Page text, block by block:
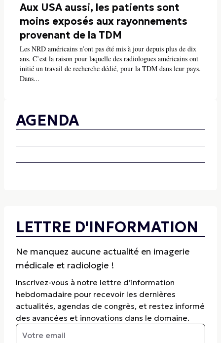
Aux USA aussi, les patients sont
moins exposés aux rayonnements
provenant de la TDM
Les NRD américains n’ont pas été mis à jour depuis plus de dix
ans. C’est la raison pour laquelle des radiologues américains ont
initié un travail de recherche dédié, pour la TDM dans leur pays.
Dans...
AGENDA
LETTRE D'INFORMATION
Ne manquez aucune actualité en imagerie
médicale et radiologie !
Inscrivez-vous à notre lettre d’information
hebdomadaire pour recevoir les dernières
actualités, agendas de congrès, et restez informé
des avancées et innovations dans le domaine.